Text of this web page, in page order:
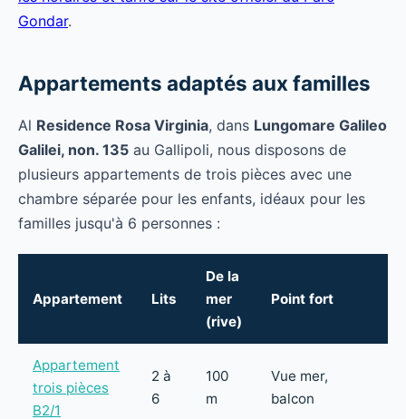
Gondar.
Appartements adaptés aux familles
Al Residence Rosa Virginia, dans Lungomare Galileo
Galilei, non. 135 au Gallipoli, nous disposons de
plusieurs appartements de trois pièces avec une
chambre séparée pour les enfants, idéaux pour les
familles jusqu'à 6 personnes :
Appartement Lits
De la
mer
(rive)
Point fort
Appartement
trois pièces
B2/1
2 à
6
100
m
Vue mer,
balcon